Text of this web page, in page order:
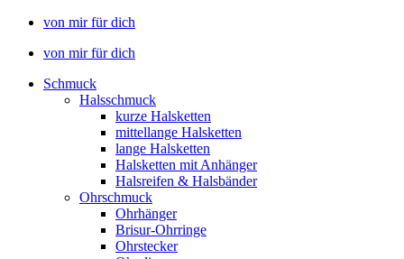
von mir für dich
von mir für dich
Schmuck
Halsschmuck
kurze Halsketten
mittellange Halsketten
lange Halsketten
Halsketten mit Anhänger
Halsreifen & Halsbänder
Ohrschmuck
Ohrhänger
Brisur-Ohrringe
Ohrstecker